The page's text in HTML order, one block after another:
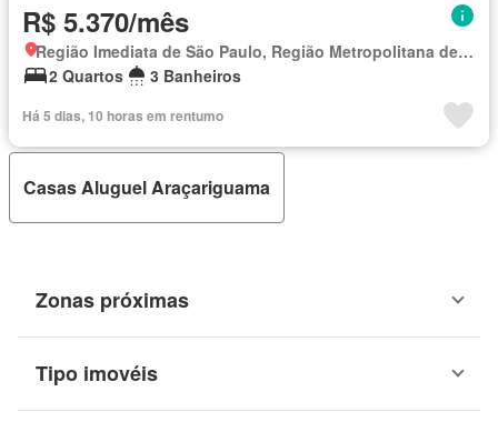
R$ 5.370/mês
Região Imediata de São Paulo, Região Metropolitana de São Paulo
2 Quartos
3 Banheiros
Há 5 dias, 10 horas em rentumo
Casas Aluguel Araçariguama
Zonas próximas
Tipo imovéis